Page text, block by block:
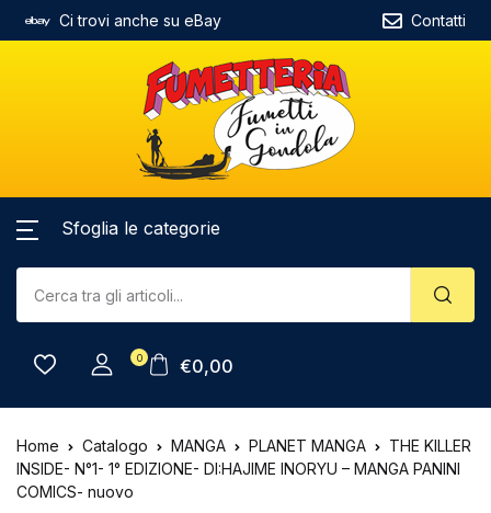
Ci trovi anche su eBay Contatti
Sfoglia le categorie
0 €0,00
Home Catalogo MANGA PLANET MANGA
THE KILLER
INSIDE- N°1- 1° EDIZIONE- DI:HAJIME INORYU – MANGA PANINI
COMICS- nuovo